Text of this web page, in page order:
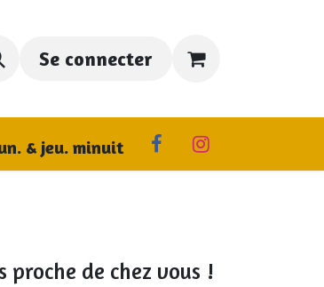
Se connecter
& jeu. minuit
de chez vous !